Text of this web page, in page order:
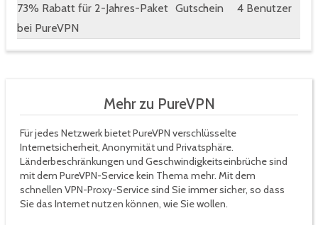
73% Rabatt für 2-Jahres-Paket
bei PureVPN
Gutschein 4 Benutzer
Mehr zu PureVPN
Für jedes Netzwerk bietet PureVPN verschlüsselte
Internetsicherheit, Anonymität und Privatsphäre.
Länderbeschränkungen und Geschwindigkeitseinbrüche sind
mit dem PureVPN-Service kein Thema mehr. Mit dem
schnellen VPN-Proxy-Service sind Sie immer sicher, so dass
Sie das Internet nutzen können, wie Sie wollen.